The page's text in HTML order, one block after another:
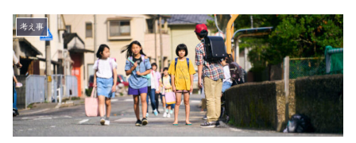
考え事